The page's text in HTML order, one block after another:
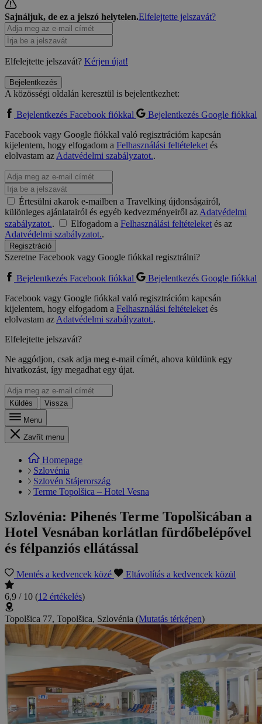
Sajnáljuk, de ez a jelszó helytelen.Elfelejtette jelszavát?
Elfelejtette jelszavát? Kérjen újat!
Bejelentkezés
A közösségi oldalán keresztül is bejelentkezhet:
Bejelentkezés Facebook fiókkal
Bejelentkezés Google fiókkal
Facebook vagy Google fiókkal való regisztrációm kapcsán
kijelentem, hogy elfogadom a Felhasználási feltételeketés
elolvastam azAdatvédelmi szabályzatot..
Értesülni akarok e-mailben a Travelking újdonságairól,
különleges ajánlatairól és egyéb kedvezményeiről azAdatvédelmi
szabályzatot.. Elfogadom a Felhasználási feltételeketés az
Adatvédelmi szabályzatot..
Regisztráció
Szeretne Facebook vagy Google fiókkal regisztrálni?
Bejelentkezés Facebook fiókkal
Bejelentkezés Google fiókkal
Facebook vagy Google fiókkal való regisztrációm kapcsán
kijelentem, hogy elfogadom a Felhasználási feltételeketés
elolvastam azAdatvédelmi szabályzatot..
Elfelejtette jelszavát?
Ne aggódjon, csak adja meg e-mail címét, ahova küldünk egy
hivatkozást, így megadhat egy újat.
Küldés
Vissza
Menu
Zavřít menu
Homepage
Szlovénia
Szlovén Stájerország
Terme Topolšica – Hotel Vesna
Szlovénia: Pihenés Terme Topolšicában a
Hotel Vesnában korlátlan fürdőbelépővel
és félpanziós ellátással
Mentés a kedvencek közé Eltávolítás a kedvencek közül
6,9 / 10 (12 értékelés)
Topolšica 77, Topolšica, Szlovénia (Mutatás térképen)